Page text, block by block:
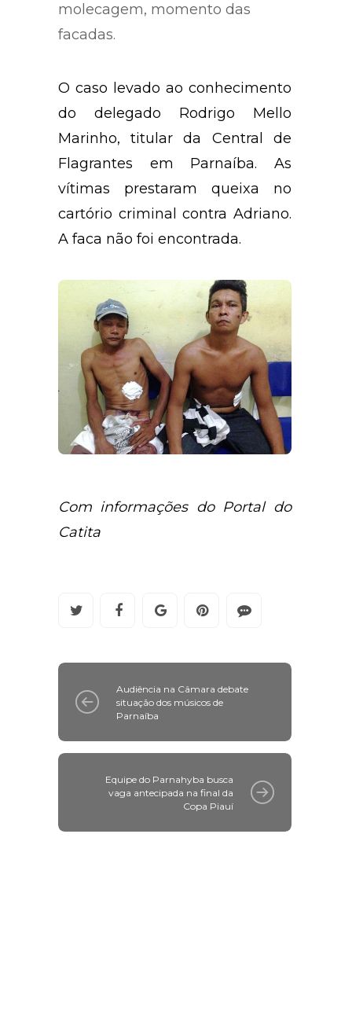
molecagem, momento das
facadas.
O caso levado ao conhecimento
do delegado Rodrigo Mello
Marinho, titular da Central de
Flagrantes em Parnaíba. As
vítimas prestaram queixa no
cartório criminal contra Adriano.
A faca não foi encontrada.
Com informações do Portal do
Catita
Audiência na Câmara debate
situação dos músicos de
Parnaíba
Equipe do Parnahyba busca
vaga antecipada na final da
Copa Piauí